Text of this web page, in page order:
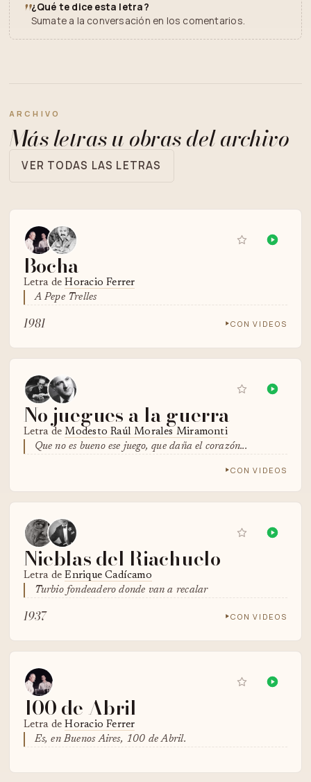
"¿Qué te dice esta letra?
Sumate a la conversación en los comentarios.
ARCHIVO
Más letras u obras del archivo
VER TODAS LAS LETRAS
Bocha
Letra deHoracio Ferrer
A Pepe Trelles
1981 CON VIDEOS
No juegues a la guerra
Letra deModesto Raúl Morales Miramonti
Que no es bueno ese juego, que daña el corazón...
CON VIDEOS
Nieblas del Riachuelo
Letra deEnrique Cadícamo
Turbio fondeadero donde van a recalar
1937 CON VIDEOS
100 de Abril
Letra deHoracio Ferrer
Es, en Buenos Aires, 100 de Abril.